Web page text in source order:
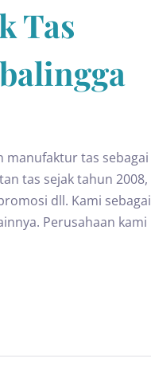
Tas
manufaktur tas sebagai
tas sejak tahun 2008,
dll. Kami sebagai
Perusahaan kami